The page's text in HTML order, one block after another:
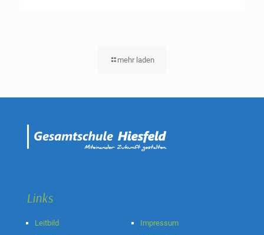
mehr laden
Links
Leitbild
Impressum